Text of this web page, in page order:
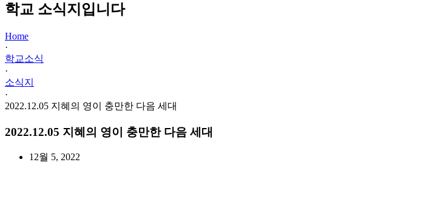
학교 소식지입니다
Home
·
학교소식
·
소식지
·
2022.12.05 지혜의 영이 충만한 다음 세대
2022.12.05 지혜의 영이 충만한 다음 세대
12월 5, 2022